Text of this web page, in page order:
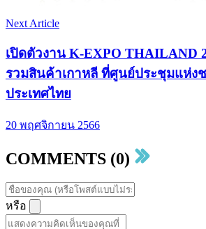
Next Article
เปิดตัวงาน K-EXPO THAILAND
รวมสินค้าเกาหลี ที่ศูนย์ประชุมแห่ง
ประเทศไทย
20 พฤศจิกายน 2566
COMMENTS (0)
หรือ